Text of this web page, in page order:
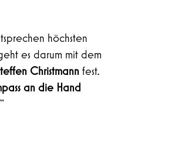
höchsten
es darum mit dem
Christmannfest.
an die Hand